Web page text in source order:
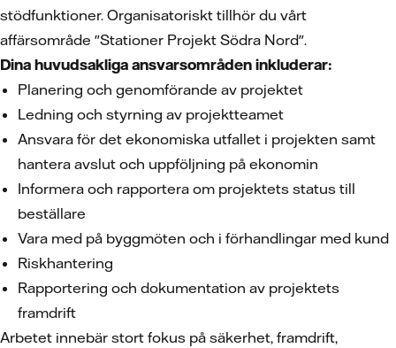
stödfunktioner. Organisatoriskt tillhör du vårt
affärsområde "Stationer Projekt Södra Nord".
Dina huvudsakliga ansvarsområden inkluderar:
Planering och genomförande av projektet
Ledning och styrning av projektteamet
Ansvara för det ekonomiska utfallet i projekten samt
hantera avslut och uppföljning på ekonomin
Informera och rapportera om projektets status till
beställare
Vara med på byggmöten och i förhandlingar med kund
Riskhantering
Rapportering och dokumentation av projektets
framdrift
Arbetet innebär stort fokus på säkerhet, framdrift,